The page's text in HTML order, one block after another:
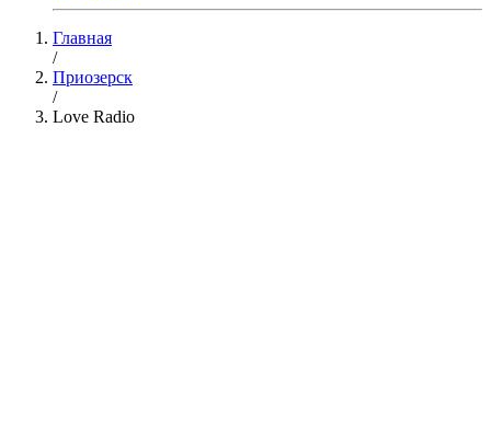
Главная
/
Приозерск
/
Love Radio